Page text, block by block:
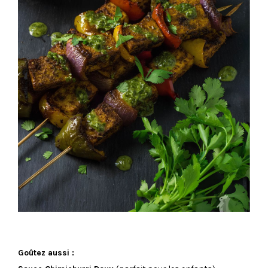
Goûtez aussi :